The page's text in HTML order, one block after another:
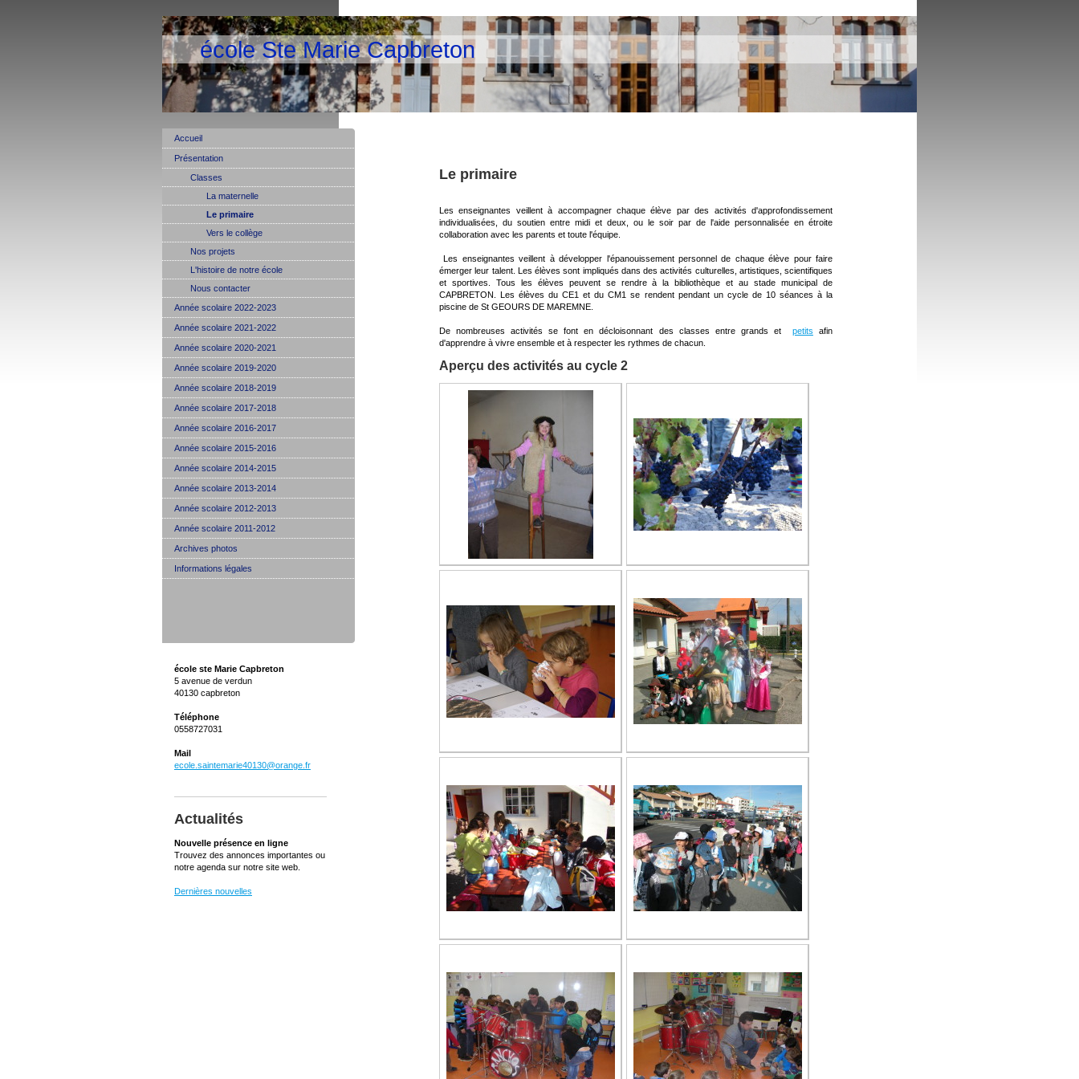
école Ste Marie Capbreton
Le primaire
Les enseignantes veillent à accompagner chaque élève par des activités d'approfondissement
individualisées, du soutien entre midi et deux, ou le soir par de l'aide personnalisée en étroite
collaboration avec les parents et toute l'équipe.
Les enseignantes veillent à développer l'épanouissement personnel de chaque élève pour faire
émerger leur talent. Les élèves sont impliqués dans des activités culturelles, artistiques, scientifiques
et sportives. Tous les élèves peuvent se rendre à la bibliothèque et au stade municipal de
CAPBRETON. Les élèves du CE1 et du CM1 se rendent pendant un cycle de 10 séances à la
piscine de St GEOURS DE MAREMNE.
De nombreuses activités se font en décloisonnant des classes entre grands et petits afin
d'apprendre à vivre ensemble et à respecter les rythmes de chacun.
Aperçu des activités au cycle 2
Accueil
Présentation
Classes
La maternelle
Le primaire
Vers le collège
Nos projets
L'histoire de notre école
Nous contacter
Année scolaire 2022-2023
Année scolaire 2021-2022
Année scolaire 2020-2021
Année scolaire 2019-2020
Année scolaire 2018-2019
Année scolaire 2017-2018
Année scolaire 2016-2017
Année scolaire 2015-2016
Année scolaire 2014-2015
Année scolaire 2013-2014
Année scolaire 2012-2013
Année scolaire 2011-2012
Archives photos
Informations légales
école ste Marie Capbreton
5 avenue de verdun
40130 capbreton
Téléphone
0558727031
Mail
ecole.saintemarie40130@orange.fr
Actualités
Nouvelle présence en ligne
Trouvez des annonces importantes ou
notre agenda sur notre site web.
Dernières nouvelles